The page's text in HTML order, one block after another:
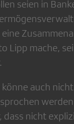
seien in
Lipp mache,
könne auch
dass nicht